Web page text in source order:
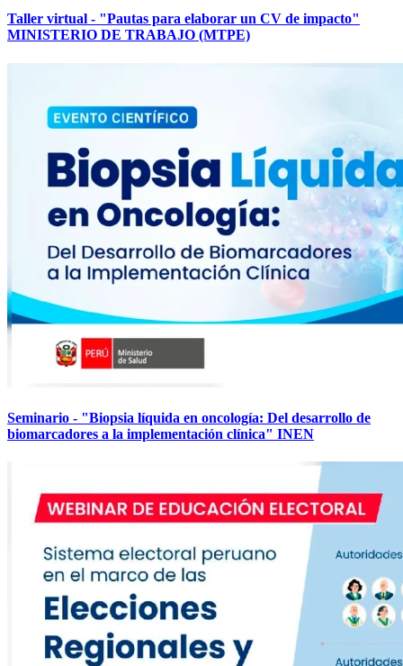
Taller virtual - "Pautas para elaborar un CV de impacto"
MINISTERIO DE TRABAJO (MTPE)
Seminario - "Biopsia líquida en oncología: Del desarrollo de
biomarcadores a la implementación clínica" INEN